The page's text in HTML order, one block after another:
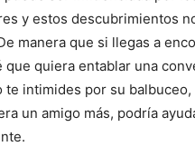
y estos descubrimientos
manera que si llegas a
que quiera entablar una
te intimides por su
un amigo más, podría